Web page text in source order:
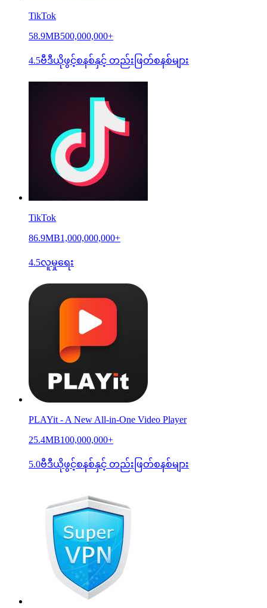
TikTok
58.9MB500,000,000+
4.5ဗီဒီယိုဖွင့်စနစ်နှင့် တည်းဖြတ်စနစ်များ
TikTok
86.9MB1,000,000,000+
4.5လူမှုရေး
PLAYit - A New All-in-One Video Player
25.4MB100,000,000+
5.0ဗီဒီယိုဖွင့်စနစ်နှင့် တည်းဖြတ်စနစ်များ